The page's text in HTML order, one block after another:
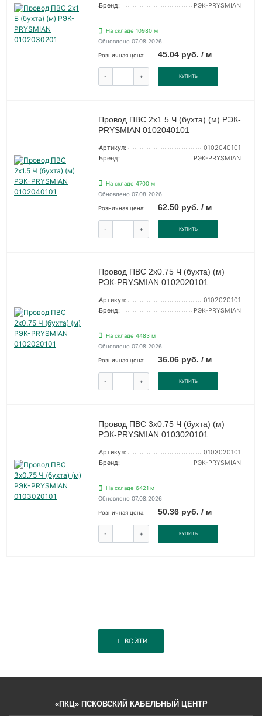
Бренд:
РЭК-PRYSMIAN
На складе 10980 м
Обновлено 07.08.2026
Розничная цена: 45.04 руб. / м
- + КУПИТЬ
Провод ПВС 2х1.5 Ч (бухта) (м) РЭК-
PRYSMIAN 0102040101
Артикул:
0102040101
Бренд:
РЭК-PRYSMIAN
На складе 4700 м
Обновлено 07.08.2026
Розничная цена: 62.50 руб. / м
- + КУПИТЬ
Провод ПВС 2х0.75 Ч (бухта) (м)
РЭК-PRYSMIAN 0102020101
Артикул:
0102020101
Бренд:
РЭК-PRYSMIAN
На складе 4483 м
Обновлено 07.08.2026
Розничная цена: 36.06 руб. / м
- + КУПИТЬ
Провод ПВС 3х0.75 Ч (бухта) (м)
РЭК-PRYSMIAN 0103020101
Артикул:
0103020101
Бренд:
РЭК-PRYSMIAN
На складе 6421 м
Обновлено 07.08.2026
Розничная цена: 50.36 руб. / м
- + КУПИТЬ
ВОЙТИ
«ПКЦ» ПСКОВСКИЙ КАБЕЛЬНЫЙ ЦЕНТР